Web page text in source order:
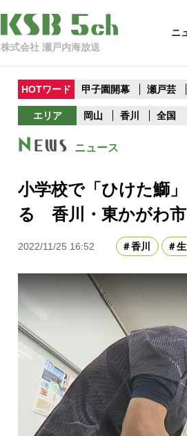
株式会社 瀬戸内海放送
ニ
HOTワード 甲子園開幕 瀬戸芸
エリア 岡山 香川 全国
ニュース
小学校で「ひけた鰤
る 香川・東かがわ市
2022/11/25 16:52 香川